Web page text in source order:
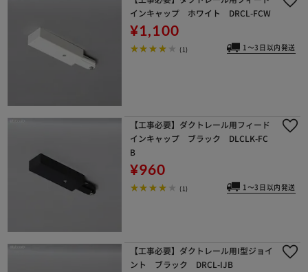
インキャップ ホワイト DRCL-FCW
¥1,100
(1) 1～3日以内発送
【工事必要】ダクトレール用フィード
インキャップ ブラック DLCLK-FC
B
¥960
(1) 1～3日以内発送
【工事必要】ダクトレール用I型ジョイ
ント ブラック DRCL-IJB